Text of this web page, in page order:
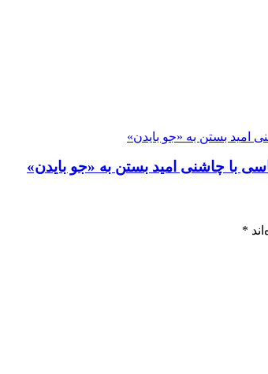
امید بستن به «جو بایدن»
با چاشنی امید بستن به «جو بایدن»
*